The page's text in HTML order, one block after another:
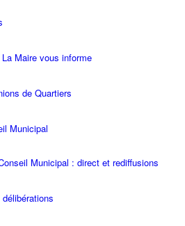
Maire vous informe
de Quartiers
Municipal
Municipal : direct et rediffusions
délibérations